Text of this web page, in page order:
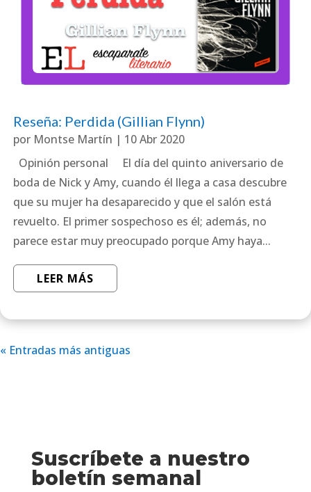
Reseña: Perdida (Gillian Flynn)
por Montse Martín | 10 Abr 2020
Opinión personal El día del quinto aniversario de
boda de Nick y Amy, cuando él llega a casa descubre
que su mujer ha desaparecido y que el salón está
revuelto. El primer sospechoso es él; además, no
parece estar muy preocupado porque Amy haya...
LEER MÁS
« Entradas más antiguas
Suscríbete a nuestro
boletín semanal